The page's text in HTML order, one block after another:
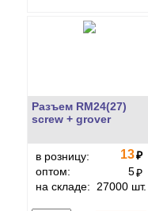
Разъем RM24(27)
screw + grover
в розницу: 13₽
оптом:
5₽
на складе:
27000 шт.